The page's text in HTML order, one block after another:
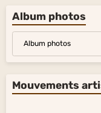
Album photos
Album photos
Mouvements